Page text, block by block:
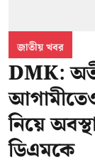
জাতীয় খবর
DMK:
নিয়ে
ডিএমকে